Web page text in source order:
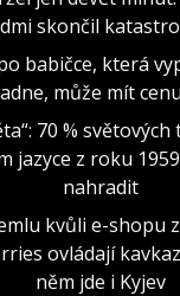
skončil
babičce, která
může mít
70 %
jazyce z roku
nahradit
kvůli e-shopu
ovládají
něm jde i Kyjev